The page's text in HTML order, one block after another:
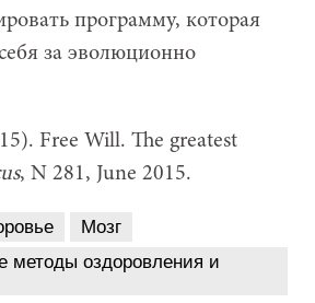
программу, которая
за эволюционно
Free Will. The greatest
, N 281, June 2015.
Мозг
методы оздоровления и